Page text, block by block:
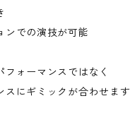
ンでの演技が可能
ォーマンスではなく
スにギミックが合わせます